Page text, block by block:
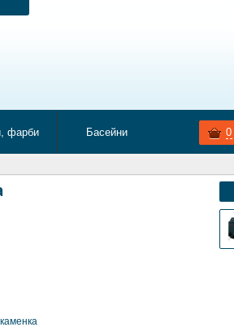
фарби Басейни 0